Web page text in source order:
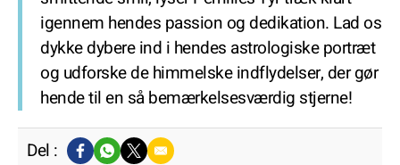
igennem hendes passion og dedikation. Lad os
dykke dybere ind i hendes astrologiske portræt
og udforske de himmelske indflydelser, der gør
hende til en så bemærkelsesværdig stjerne!
Del :